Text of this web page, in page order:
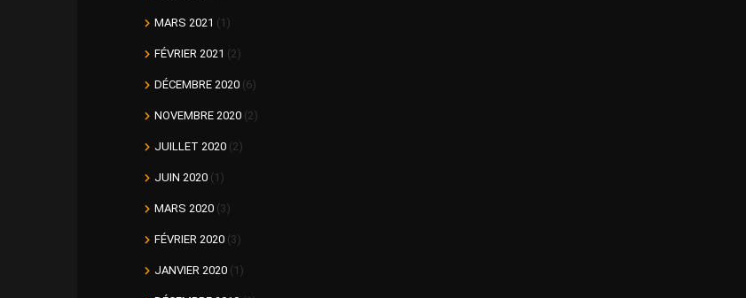
MARS 2021 (1)
FÉVRIER 2021 (2)
DÉCEMBRE 2020 (6)
NOVEMBRE 2020 (2)
JUILLET 2020 (2)
JUIN 2020 (1)
MARS 2020 (3)
FÉVRIER 2020 (3)
JANVIER 2020 (1)